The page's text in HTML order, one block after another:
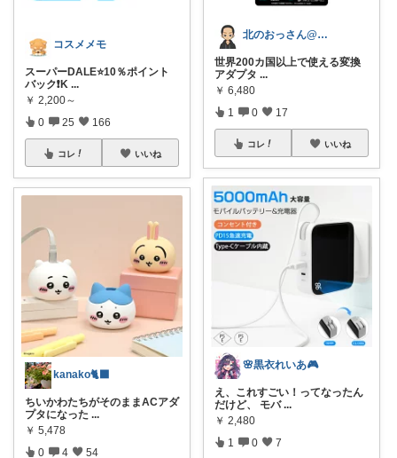
コスメメモ
スーパーDALE⭐10％ポイント
バック❗K ...
￥ 2,200～
0 25 166
コレ いいね
kanako🐈‍⬛
ちいかわたちがそのままACアダ
プタになった ...
￥ 5,478
0 4 54
北のおっさん@ガジェット好き
世界200カ国以上で使える変換
アダプタ ...
￥ 6,480
1 0 17
コレ いいね
🌸黒衣れいあ🎮
え、これすごい！ってなったん
だけど、 モバ ...
￥ 2,480
1 0 7